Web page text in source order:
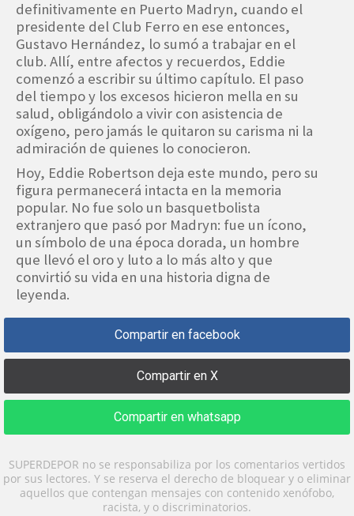
definitivamente en Puerto Madryn, cuando el
presidente del Club Ferro en ese entonces,
Gustavo Hernández, lo sumó a trabajar en el
club. Allí, entre afectos y recuerdos, Eddie
comenzó a escribir su último capítulo. El paso
del tiempo y los excesos hicieron mella en su
salud, obligándolo a vivir con asistencia de
oxígeno, pero jamás le quitaron su carisma ni la
admiración de quienes lo conocieron.
Hoy, Eddie Robertson deja este mundo, pero su
figura permanecerá intacta en la memoria
popular. No fue solo un basquetbolista
extranjero que pasó por Madryn: fue un ícono,
un símbolo de una época dorada, un hombre
que llevó el oro y luto a lo más alto y que
convirtió su vida en una historia digna de
leyenda.
Compartir en facebook
Compartir en X
Compartir en whatsapp
SUPERDEPOR no se responsabiliza por los comentarios vertidos
por sus lectores. Y se reserva el derecho de bloquear y o eliminar
aquellos que contengan mensajes con contenido xenófobo,
racista, y o discriminatorios.